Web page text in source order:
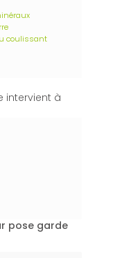
coulissant
intervient à
pose garde